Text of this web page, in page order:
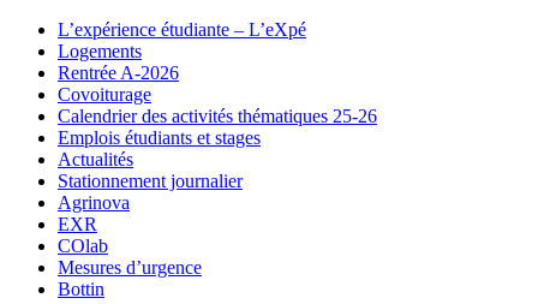
L’expérience étudiante – L’eXpé
Logements
Rentrée A-2026
Covoiturage
Calendrier des activités thématiques 25-26
Emplois étudiants et stages
Actualités
Stationnement journalier
Agrinova
EXR
COlab
Mesures d’urgence
Bottin